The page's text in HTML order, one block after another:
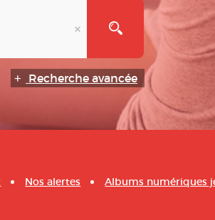
Recherche avancée
Nos alertes
Albums numériques